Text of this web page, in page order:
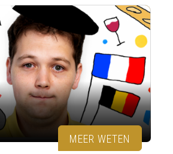
MEER WETEN